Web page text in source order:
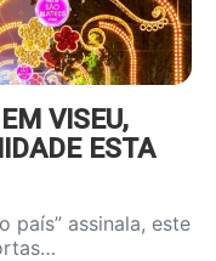
VISEU,
ESTA
país” assinala, este